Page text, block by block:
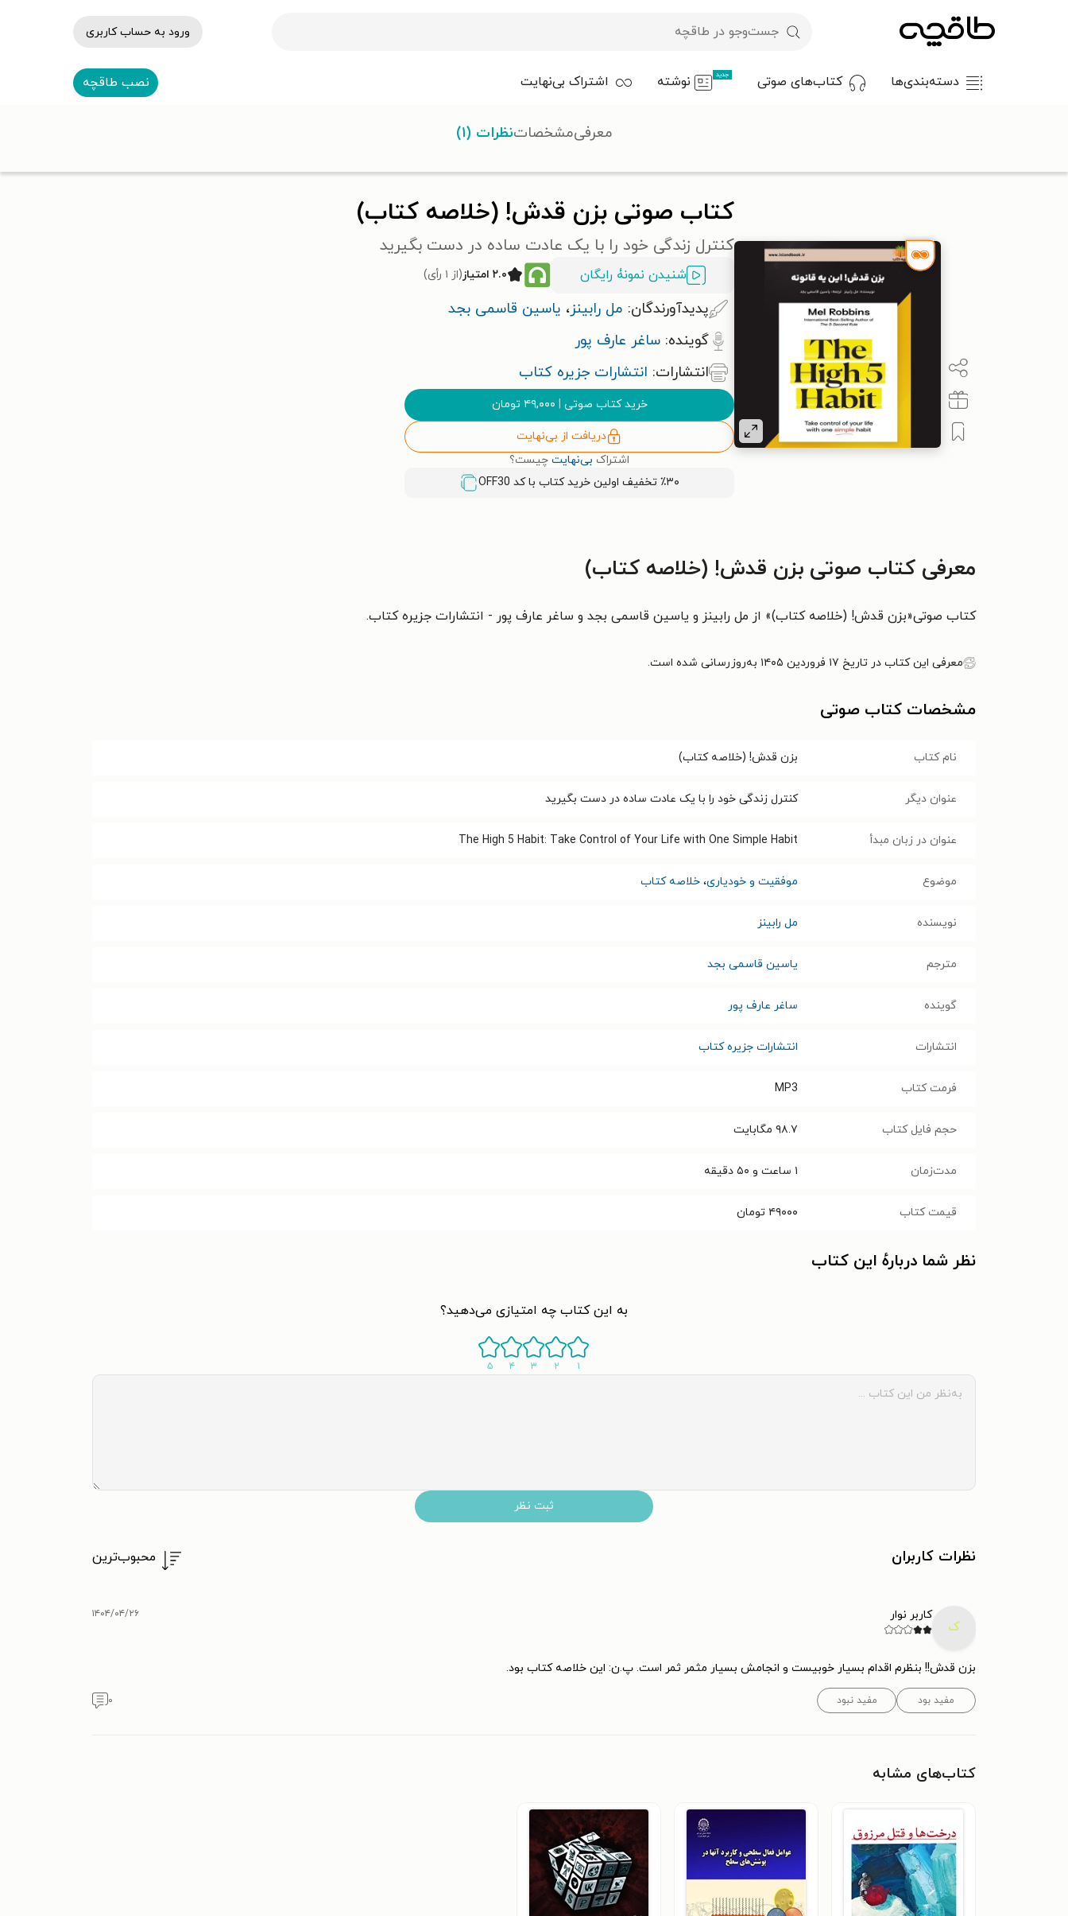
ورود به حساب کاربری
دسته‌بندی‌ها کتاب‌های صوتی جدید نوشته اشتراک بی‌نهایت نصب طاقچه
کتاب صوتی بزن قدش! (خلاصه کتاب)
کنترل زندگی خود را با یک عادت ساده در دست بگیرید
شنیدن نمونۀ رایگان ۲.۰ امتیاز (از ۱ رأی)
پدیدآورندگان: مل رابینز، یاسین قاسمی بجد
گوینده: ساغر عارف پور
انتشارات: انتشارات جزیره کتاب
خرید کتاب صوتی | ۴۹,۰۰۰ تومان
دریافت از بی‌نهایت
اشتراک بی‌نهایت چیست؟
٪۳۰ تخفیف اولین خرید کتاب با کد
OFF30
معرفیمشخصاتنظرات (۱)
معرفی کتاب صوتی بزن قدش! (خلاصه کتاب)
کتاب صوتی«بزن قدش! (خلاصه کتاب)» از مل رابینز و یاسین قاسمی بجد و ساغر عارف پور - انتشارات جزیره کتاب.
معرفی این کتاب در تاریخ ۱۷ فروردین ۱۴۰۵ به‌روزرسانی شده است.
مشخصات کتاب صوتی
نام کتاب بزن قدش! (خلاصه کتاب)
عنوان دیگر کنترل زندگی خود را با یک عادت ساده در دست بگیرید
عنوان در زبان مبدأ The High 5 Habit: Take Control of Your Life with One Simple Habit
موضوع موفقیت و خودیاری، خلاصه کتاب
نویسنده مل رابینز
مترجم یاسین قاسمی بجد
گوینده ساغر عارف پور
انتشارات انتشارات جزیره کتاب
فرمت کتاب MP3
حجم فایل کتاب ۹۸.۷ مگابایت
مدت‌زمان ۱ ساعت و ۵۰ دقیقه
قیمت کتاب ۴۹۰۰۰ تومان
نظر شما دربارهٔ این کتاب
به این کتاب چه امتیازی می‌دهید؟
۱ ۲ ۳ ۴ ۵
ثبت نظر
نظرات کاربران محبوب‌ترین
ک
کاربر نوار ۱۴۰۴/۰۴/۲۶
بزن قدش!! بنظرم اقدام بسیار خوبیست و انجامش بسیار مثمر ثمر است. پ.ن: این خلاصه کتاب بود.
مفید بود مفید نبود ۰
کتاب‌های مشابه